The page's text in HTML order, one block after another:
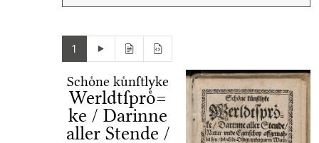
1
Schoͤne kuͤnſtlyke
Werldtſproͤ=
ke / Darinne
aller Stende /